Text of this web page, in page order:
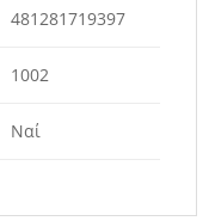
481281719397
1002
Ναί